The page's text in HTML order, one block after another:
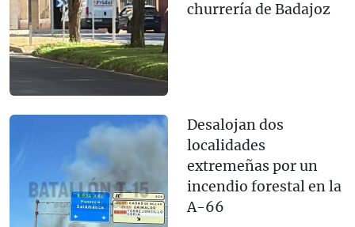
churrería de Badajoz
Desalojan dos
localidades
extremeñas por un
incendio forestal en la
A-66